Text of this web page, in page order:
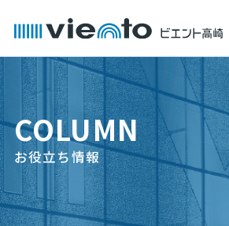
COLUMN
お役立ち情報